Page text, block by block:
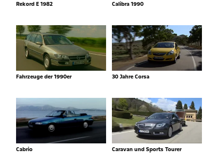
Rekord E 1982 Calibra 1990
Fahrzeuge der 1990er 30 Jahre Corsa
Cabrio Caravan und Sports Tourer